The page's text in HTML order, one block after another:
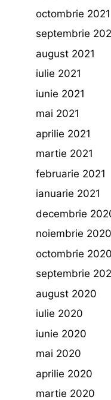
octombrie 2021
septembrie
august 2021
iulie 2021
iunie 2021
mai 2021
aprilie 2021
martie 2021
februarie 2021
ianuarie 2021
decembrie
noiembrie 2020
octombrie 2020
septembrie
august 2020
iulie 2020
iunie 2020
mai 2020
aprilie 2020
martie 2020